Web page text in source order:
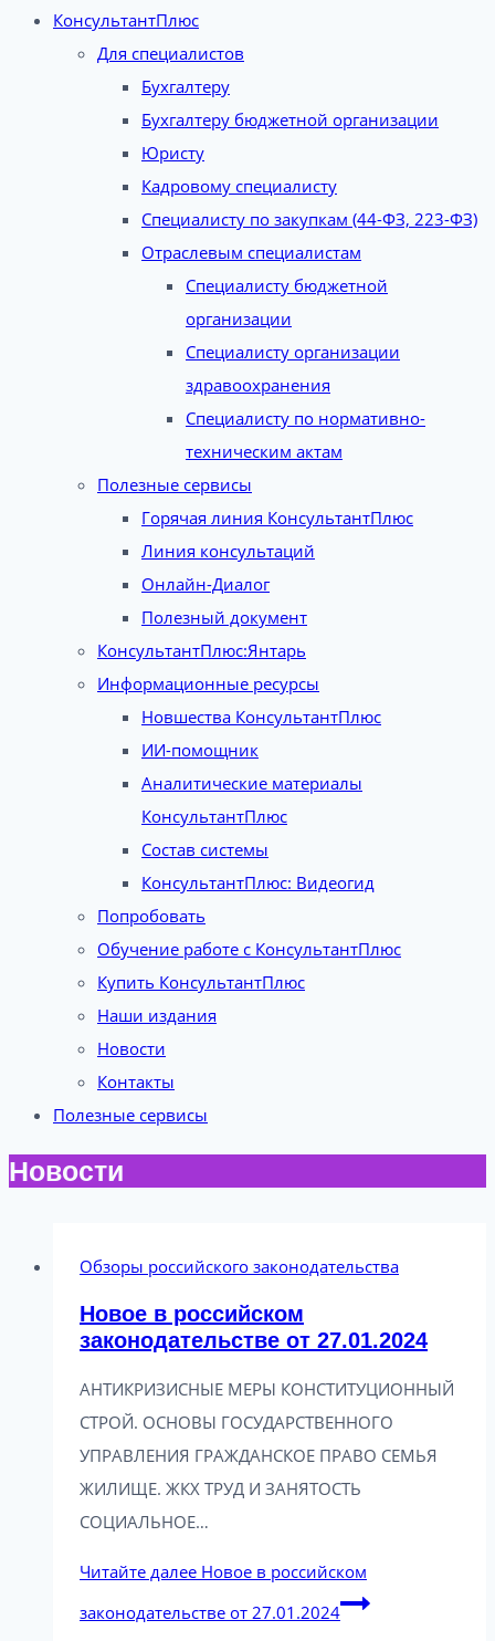
КонсультантПлюс
Для специалистов
Бухгалтеру
Бухгалтеру бюджетной организации
Юристу
Кадровому специалисту
Специалисту по закупкам (44-ФЗ, 223-ФЗ)
Отраслевым специалистам
Специалисту бюджетной
организации
Специалисту организации
здравоохранения
Специалисту по нормативно-
техническим актам
Полезные сервисы
Горячая линия КонсультантПлюс
Линия консультаций
Онлайн-Диалог
Полезный документ
КонсультантПлюс:Янтарь
Информационные ресурсы
Новшества КонсультантПлюс
ИИ-помощник
Аналитические материалы
КонсультантПлюс
Состав системы
КонсультантПлюс: Видеогид
Попробовать
Обучение работе с КонсультантПлюс
Купить КонсультантПлюс
Наши издания
Новости
Контакты
Полезные сервисы
Новости
Обзоры российского законодательства
Новое в российском
законодательстве от 27.01.2024
АНТИКРИЗИСНЫЕ МЕРЫ КОНСТИТУЦИОННЫЙ
СТРОЙ. ОСНОВЫ ГОСУДАРСТВЕННОГО
УПРАВЛЕНИЯ ГРАЖДАНСКОЕ ПРАВО СЕМЬЯ
ЖИЛИЩЕ. ЖКХ ТРУД И ЗАНЯТОСТЬ
СОЦИАЛЬНОЕ…
Читайте далее Новое в российском
законодательстве от 27.01.2024